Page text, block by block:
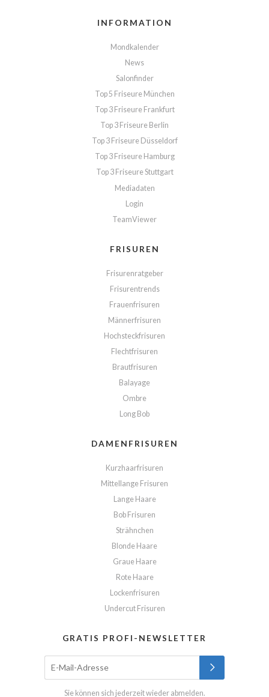
INFORMATION
Mondkalender
News
Salonfinder
Top 5 Friseure München
Top 3 Friseure Frankfurt
Top 3 Friseure Berlin
Top 3 Friseure Düsseldorf
Top 3 Friseure Hamburg
Top 3 Friseure Stuttgart
Mediadaten
Login
TeamViewer
FRISUREN
Frisurenratgeber
Frisurentrends
Frauenfrisuren
Männerfrisuren
Hochsteckfrisuren
Flechtfrisuren
Brautfrisuren
Balayage
Ombre
Long Bob
DAMENFRISUREN
Kurzhaarfrisuren
Mittellange Frisuren
Lange Haare
Bob Frisuren
Strähnchen
Blonde Haare
Graue Haare
Rote Haare
Lockenfrisuren
Undercut Frisuren
GRATIS PROFI-NEWSLETTER
Sie können sich jederzeit wieder abmelden.